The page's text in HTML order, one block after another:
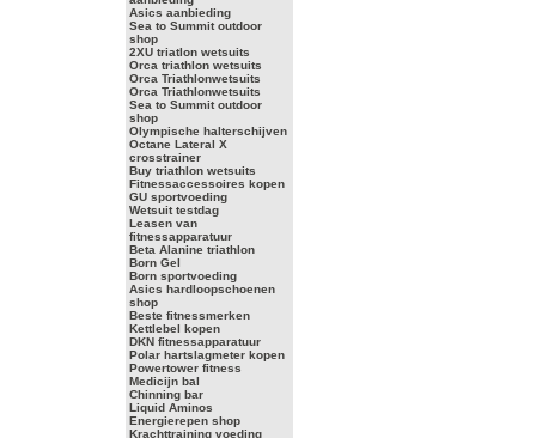
Asics aanbieding
Sea to Summit outdoor
shop
2XU triatlon wetsuits
Orca triathlon wetsuits
Orca Triathlonwetsuits
Orca Triathlonwetsuits
Sea to Summit outdoor
shop
Olympische halterschijven
Octane Lateral X
crosstrainer
Buy triathlon wetsuits
Fitnessaccessoires kopen
GU sportvoeding
Wetsuit testdag
Leasen van
fitnessapparatuur
Beta Alanine triathlon
Born Gel
Born sportvoeding
Asics hardloopschoenen
shop
Beste fitnessmerken
Kettlebel kopen
DKN fitnessapparatuur
Polar hartslagmeter kopen
Powertower fitness
Medicijn bal
Chinning bar
Liquid Aminos
Energierepen shop
Krachttraining voeding